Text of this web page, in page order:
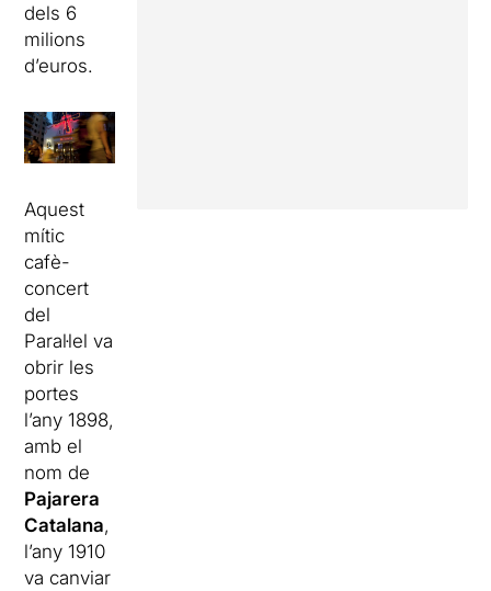
dels 6
milions
d’euros.
Aquest
mític
cafè-
concert
del
Paral·lel va
obrir les
portes
l’any 1898,
amb el
nom de
Pajarera
Catalana,
l’any 1910
va canviar